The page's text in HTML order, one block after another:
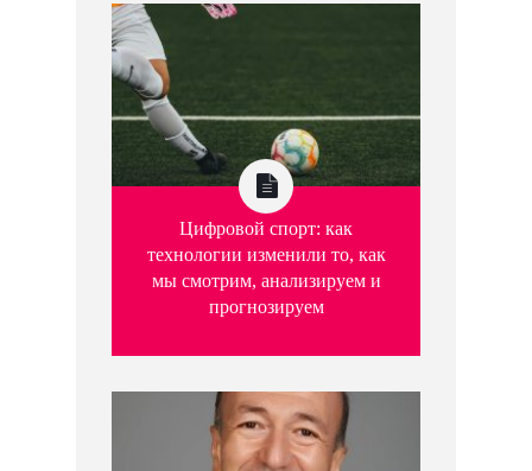
Цифровой спорт: как
технологии изменили то, как
мы смотрим, анализируем и
прогнозируем